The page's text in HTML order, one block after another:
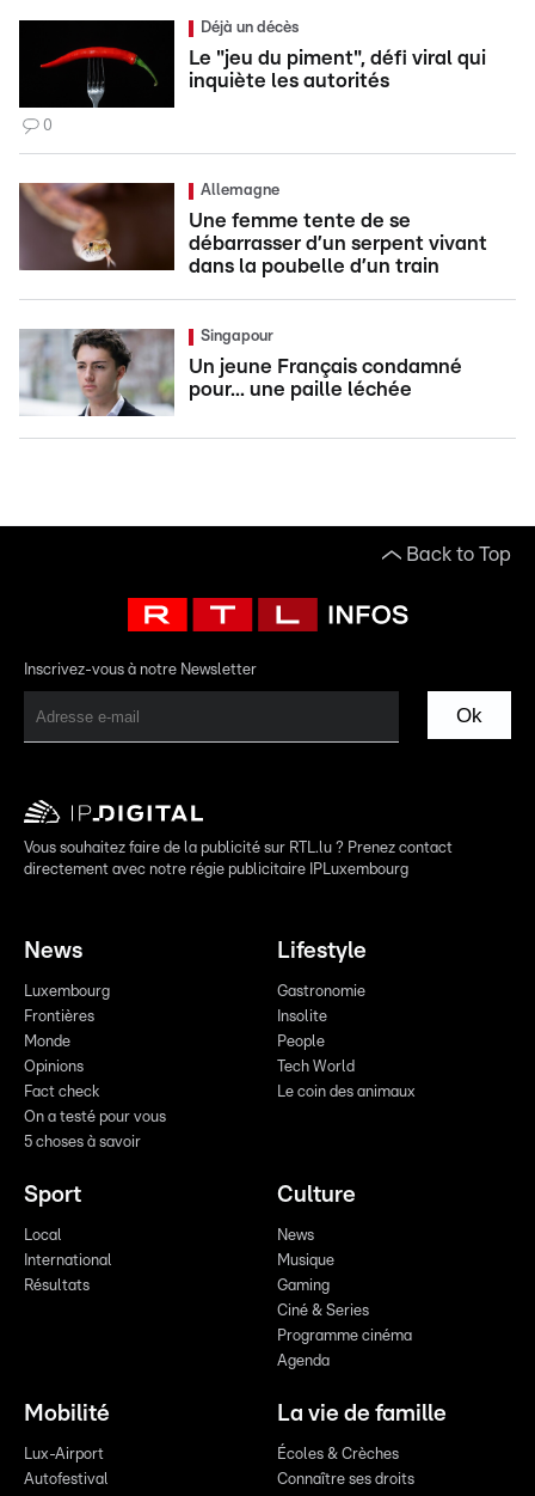
Déjà un décès
Le "jeu du piment", défi viral qui
inquiète les autorités
0
Allemagne
Une femme tente de se
débarrasser d’un serpent vivant
dans la poubelle d’un train
Singapour
Un jeune Français condamné
pour... une paille léchée
Back to Top
Inscrivez-vous à notre Newsletter
Ok
Vous souhaitez faire de la publicité sur RTL.lu ? Prenez contact
directement avec notre régie publicitaire IPLuxembourg
News
Luxembourg
Frontières
Monde
Opinions
Fact check
On a testé pour vous
5 choses à savoir
Lifestyle
Gastronomie
Insolite
People
Tech World
Le coin des animaux
Sport
Local
International
Résultats
Culture
News
Musique
Gaming
Ciné & Series
Programme cinéma
Agenda
Mobilité
Lux-Airport
Autofestival
La vie de famille
Écoles & Crèches
Connaître ses droits